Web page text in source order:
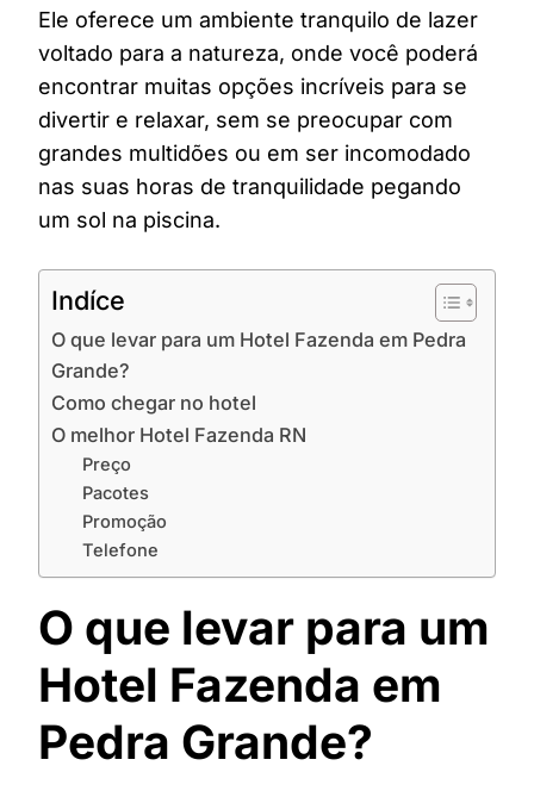
Ele oferece um ambiente tranquilo de lazer
voltado para a natureza, onde você poderá
encontrar muitas opções incríveis para se
divertir e relaxar, sem se preocupar com
grandes multidões ou em ser incomodado
nas suas horas de tranquilidade pegando
um sol na piscina.
Indíce
O que levar para um Hotel Fazenda em Pedra
Grande?
Como chegar no hotel
O melhor Hotel Fazenda RN
Preço
Pacotes
Promoção
Telefone
O que levar para um
Hotel Fazenda em
Pedra Grande?